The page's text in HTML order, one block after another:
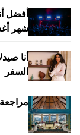
أفضل
شهر
السفر
مراجعة